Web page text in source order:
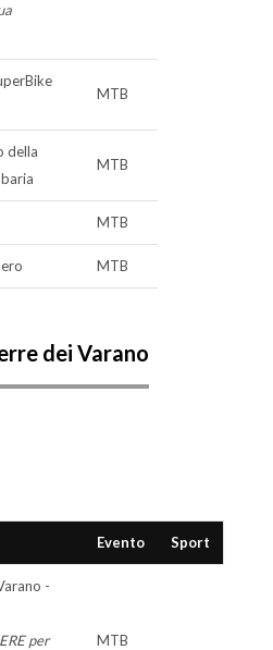
MTB
della
MTB
MTB
MTB
dei Varano
Evento Sport
-
per
MTB